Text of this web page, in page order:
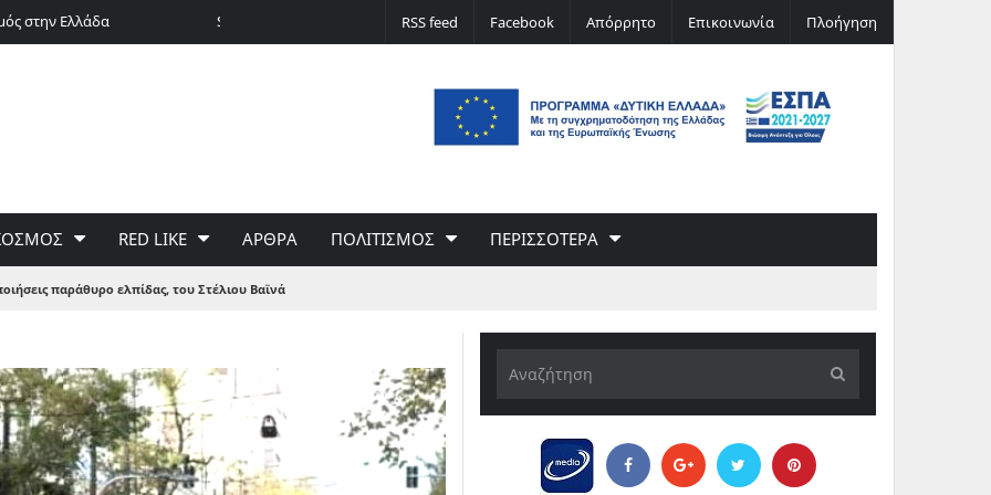
στην Ελλάδα Silver alert
Ναι στα ιδιωτικά πανεπιστήμια – όχι στην
Τσίπρα, του Στέλιου Βαϊνά
RSS feed Facebook Απόρρητο Επικοινωνία Πλοήγηση
RED LIKE ΑΡΘΡΑ ΠΟΛΙΤΙΣΜΟΣ ΠΕΡΙΣΣΟΤΕΡΑ
παράθυρο ελπίδας, του Στέλιου Βαϊνά